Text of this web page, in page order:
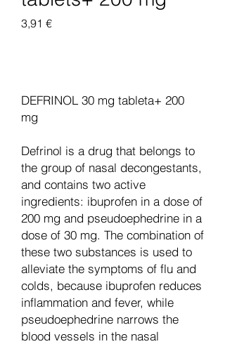
3,91 €Цена
DEFRINOL 30 mg tableta+ 200
mg
Defrinol is a drug that belongs to
the group of nasal decongestants,
and contains two active
ingredients: ibuprofen in a dose of
200 mg and pseudoephedrine in a
dose of 30 mg. The combination of
these two substances is used to
alleviate the symptoms of flu and
colds, because ibuprofen reduces
inflammation and fever, while
pseudoephedrine narrows the
blood vessels in the nasal